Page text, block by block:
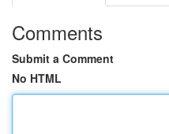
Comments
Submit a Comment
No HTML